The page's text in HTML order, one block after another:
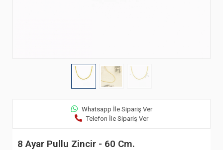
Whatsapp İle Sipariş Ver
Telefon İle Sipariş Ver
8 Ayar Pullu Zincir - 60 Cm.